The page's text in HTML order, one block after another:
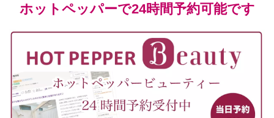
ホットペッパーで24時間予約可能です